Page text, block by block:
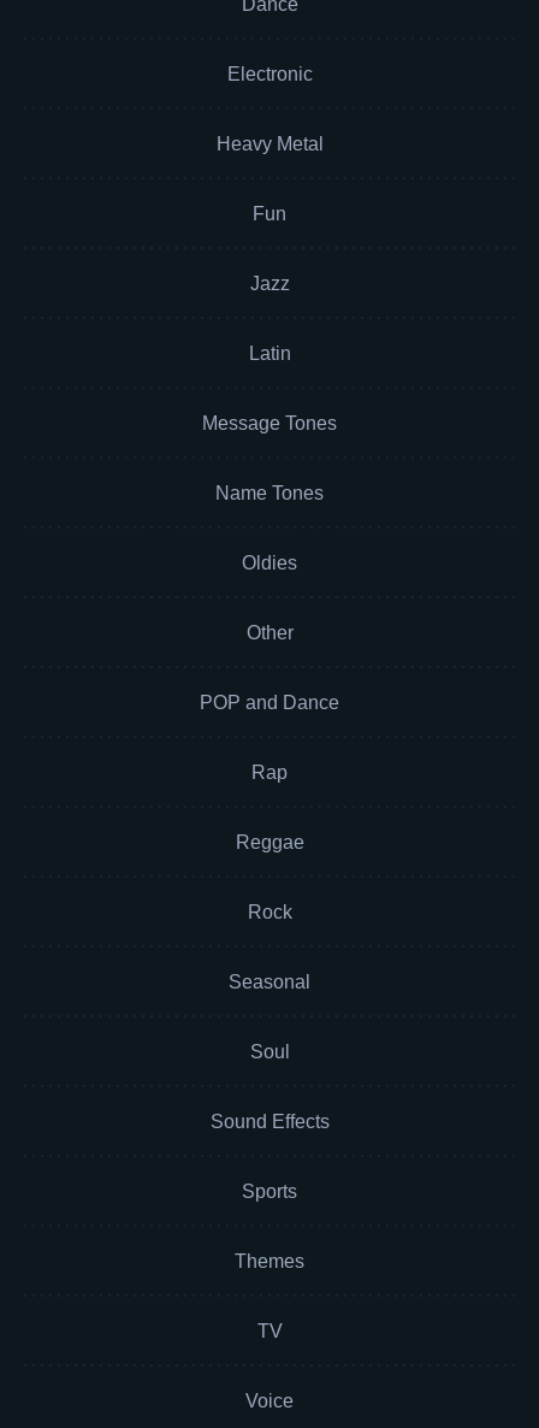
Dance
Electronic
Heavy Metal
Fun
Jazz
Latin
Message Tones
Name Tones
Oldies
Other
POP and Dance
Rap
Reggae
Rock
Seasonal
Soul
Sound Effects
Sports
Themes
TV
Voice